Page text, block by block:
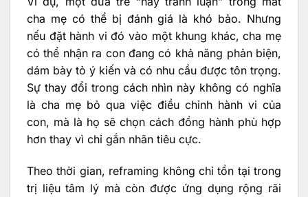
cha mẹ có thể bị đánh giá là khó bảo. Nhưng
nếu đặt hành vi đó vào một khung khác, cha mẹ
có thể nhận ra con đang có khả năng phản biện,
dám bày tỏ ý kiến và có nhu cầu được tôn trọng.
Sự thay đổi trong cách nhìn này không có nghĩa
là cha mẹ bỏ qua việc điều chỉnh hành vi của
con, mà là họ sẽ chọn cách đồng hành phù hợp
hơn thay vì chỉ gắn nhãn tiêu cực.
Theo thời gian, reframing không chỉ tồn tại trong
trị liệu tâm lý mà còn được ứng dụng rộng rãi